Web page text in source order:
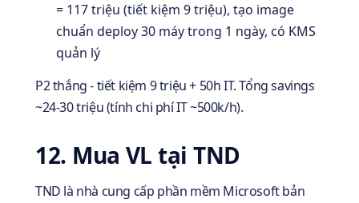
= 117 triệu (tiết kiệm 9 triệu), tạo image
chuẩn deploy 30 máy trong 1 ngày, có KMS
quản lý
P2 thắng - tiết kiệm 9 triệu + 50h IT. Tổng savings
~24-30 triệu (tính chi phí IT ~500k/h).
12. Mua VL tại TND
TND là nhà cung cấp phần mềm Microsoft bản